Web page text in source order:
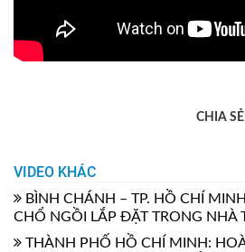
VIDEO KHÁC
BÌNH CHÁNH – TP. HỒ CHÍ
CHỔ NGỒI LẮP ĐẶT TRONG NHÀ
THÀNH PHỐ HỒ CHÍ MINH: